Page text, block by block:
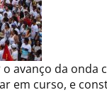
avanço da
em curso, e